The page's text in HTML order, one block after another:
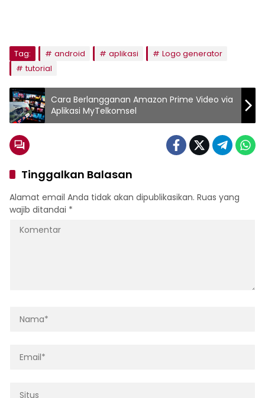
Tag: android aplikasi
Logo generator
tutorial
Cara Berlangganan Amazon Prime Video via
Aplikasi MyTelkomsel
Tinggalkan Balasan
Alamat email Anda tidak akan dipublikasikan. Ruas yang
wajib ditandai *